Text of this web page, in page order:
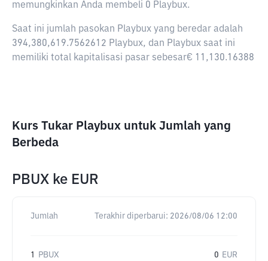
memungkinkan Anda membeli 0 Playbux.
Saat ini jumlah pasokan Playbux yang beredar adalah
394,380,619.7562612 Playbux, dan Playbux saat ini
memiliki total kapitalisasi pasar sebesar€ 11,130.16388
Kurs Tukar Playbux untuk Jumlah yang
Berbeda
PBUX ke EUR
Jumlah Terakhir diperbarui: 2026/08/06 12:00
1 PBUX 0 EUR